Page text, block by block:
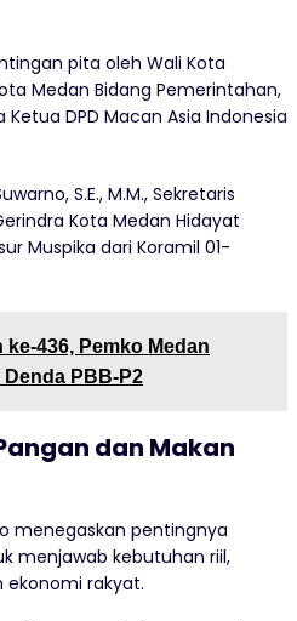
pita oleh Wali Kota
Medan Bidang Pemerintahan,
DPD Macan Asia Indonesia
S.E., M.M., Sekretaris
Kota Medan Hidayat
Muspika dari Koramil 01-
436, Pemko Medan
PBB-P2
dan Makan
menegaskan pentingnya
menjawab kebutuhan riil,
rakyat.